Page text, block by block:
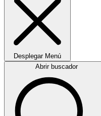
Desplegar Menú
Abrir buscador